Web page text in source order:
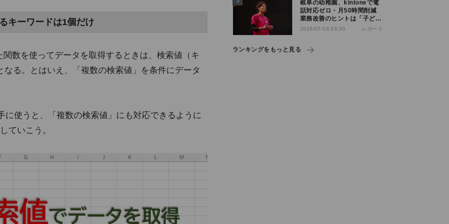
キーワードは1個だけ
数を使ってデータを取得するときは、検索値（キ
る。とはいえ、「複数の検索値」を条件にデータ
に使うと、「複数の検索値」にも対応できるように
ていこう。
岐阜の幼稚園、kintoneで電
話対応ゼロ・月50時間削減
業務改善のヒントは「子ども
の遊び」
2026/07/16 09:00 レポート
ランキングをもっと見る